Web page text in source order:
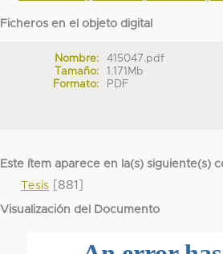
Ficheros en el objeto digital
Nombre:
415047.pdf
Tamaño:
1.171Mb
Formato:
PDF
Este ítem aparece en la(s) siguiente(s)
Tesis [881]
Visualización del Documento